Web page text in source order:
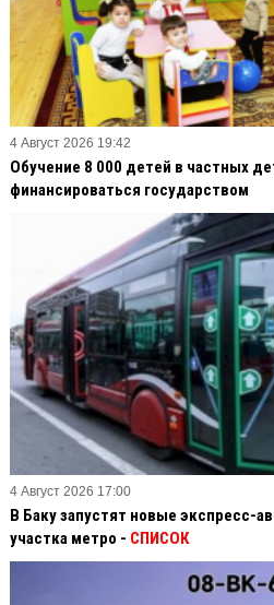
4 Август 2026 19:42
Обучение 8 000 детей в частных
финансироваться государством
4 Август 2026 17:00
В Баку запустят новые экспресс-
участка метро - СПИСОК